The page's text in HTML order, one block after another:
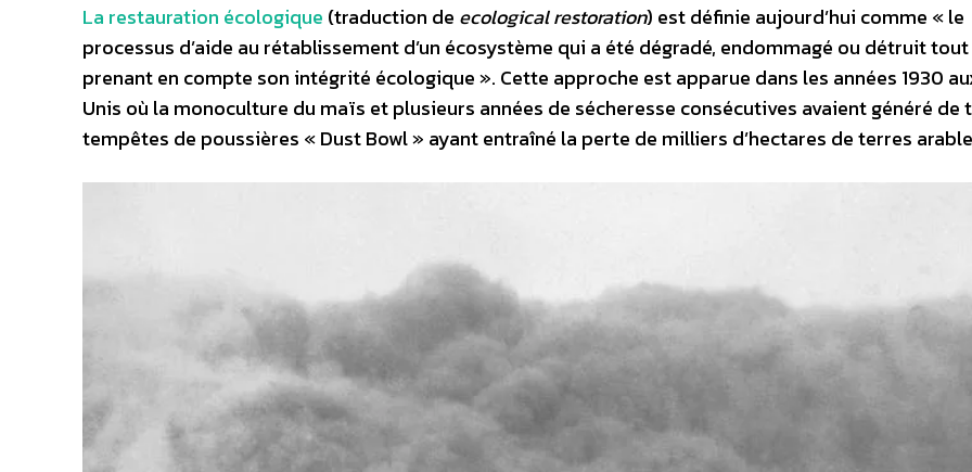
La restauration écologique (traduction de ecological restoration) est définie aujourd’hui comme « le
processus d’aide au rétablissement d’un écosystème qui a été dégradé, endommagé ou détruit tout
prenant en compte son intégrité écologique ». Cette approche est apparue dans les années 1930
Unis où la monoculture du maïs et plusieurs années de sécheresse consécutives avaient généré de
tempêtes de poussières « Dust Bowl » ayant entraîné la perte de milliers d’hectares de terres